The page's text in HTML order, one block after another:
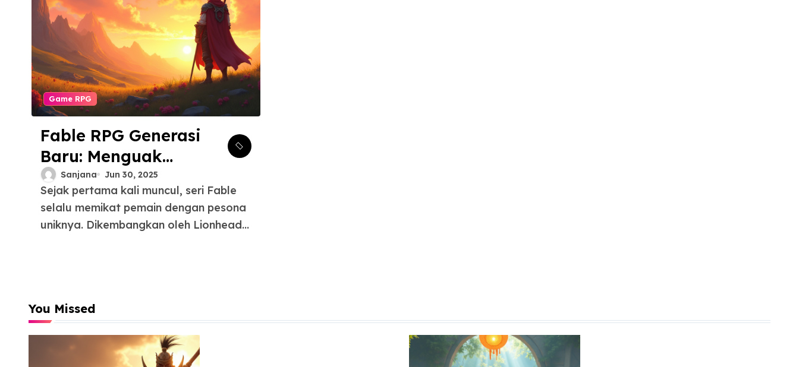
Game RPG
Fable RPG Generasi
Baru: Menguak
Potensi dan
Harapan di Horizon
Gaming
Sanjana Jun 30, 2025
Sejak pertama kali muncul, seri Fable
selalu memikat pemain dengan pesona
uniknya. Dikembangkan oleh Lionhead...
You Missed